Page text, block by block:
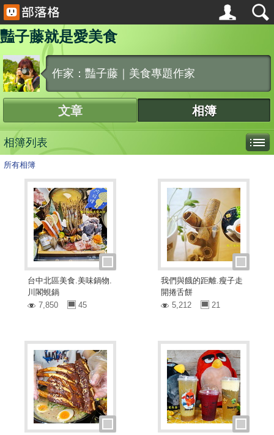
豔子藤就是愛美食
作家：豔子藤｜美食專題作家
文章 相簿
相簿列表
所有相簿
台中北區美食.美味鍋物.
川閣蜆鍋
7,850
45
我們與餓的距離.瘦子走
開捲舌餅
5,212
21